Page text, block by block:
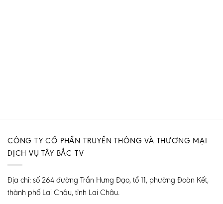
CÔNG TY CỔ PHẦN TRUYỀN THÔNG VÀ THƯƠNG MẠI
DỊCH VỤ TÂY BẮC TV
Địa chỉ: số 264 đường Trần Hưng Đạo, tổ 11, phường Đoàn Kết,
thành phố Lai Châu, tỉnh Lai Châu.